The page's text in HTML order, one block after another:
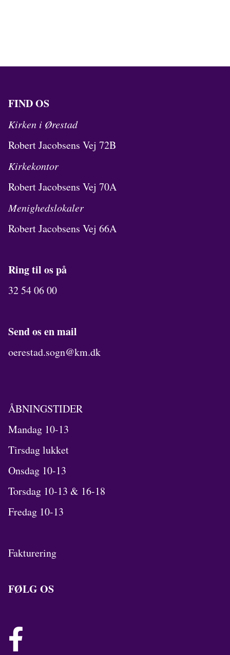
FIND OS
Kirken i Ørestad
Robert Jacobsens Vej 72B
Kirkekontor
Robert Jacobsens Vej 70A
Menighedslokaler
Robert Jacobsens Vej 66A
Ring til os på
32 54 06 00
Send os en mail
oerestad.sogn@km.dk
ÅBNINGSTIDER
Mandag 10-13
Tirsdag lukket
Onsdag 10-13
Torsdag 10-13 & 16-18
Fredag 10-13
Fakturering
FØLG OS
